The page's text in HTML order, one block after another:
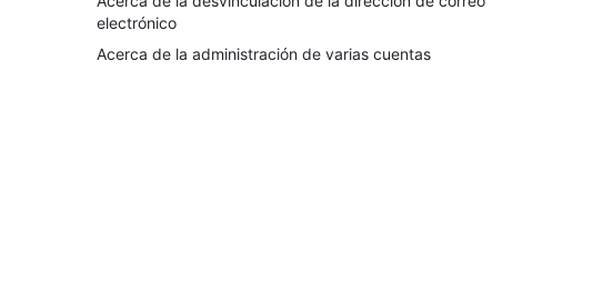
electrónico
Acerca de la administración de varias cuentas